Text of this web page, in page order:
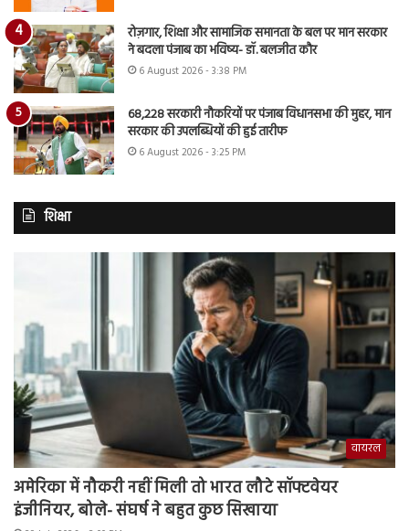
रोज़गार, शिक्षा और सामाजिक समानता के बल पर मान सरकार
ने बदला पंजाब का भविष्य- डॉ. बलजीत कौर
6 August 2026 - 3:38 PM
68,228 सरकारी नौकरियों पर पंजाब विधानसभा की मुहर, मान
सरकार की उपलब्धियों की हुई तारीफ
6 August 2026 - 3:25 PM
शिक्षा
वायरल
अमेरिका में नौकरी नहीं मिली तो भारत लौटे सॉफ्टवेयर
इंजीनियर, बोले- संघर्ष ने बहुत कुछ सिखाया